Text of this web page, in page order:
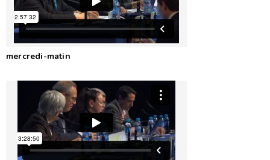
Différés VOD
Photos
Accès
mercredi-matin